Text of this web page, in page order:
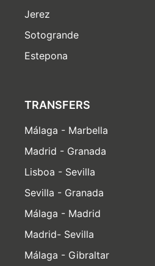
Jerez
Sotogrande
Estepona
TRANSFERS
Málaga - Marbella
Madrid - Granada
Lisboa - Sevilla
Sevilla - Granada
Málaga - Madrid
Madrid- Sevilla
Málaga - Gibraltar